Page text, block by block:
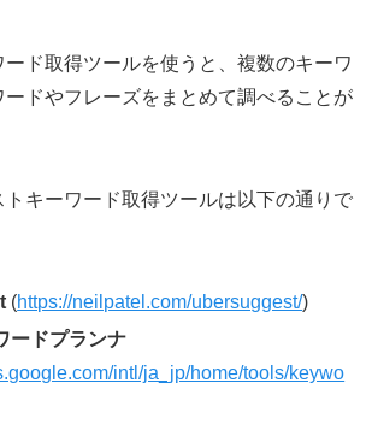
ド取得ツールを使うと、複数のキーワ
ードやフレーズをまとめて調べることが
キーワード取得ツールは以下の通りで
(https://neilpatel.com/ubersuggest/)
ードプランナ
intl/ja_jp/home/tools/keywo